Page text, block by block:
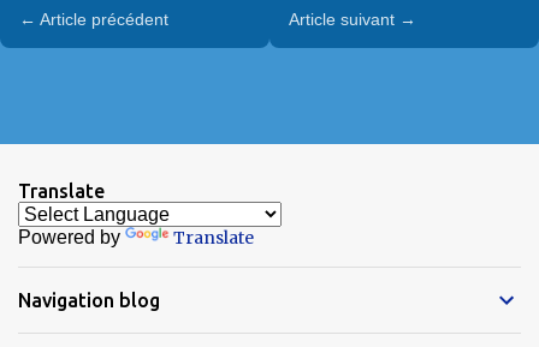
← Article précédent Article suivant →
Translate
Powered by Translate
Navigation blog